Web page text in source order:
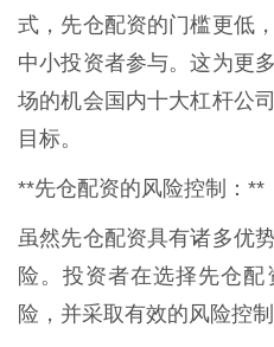
式，先仓配资的门槛更低
中小投资者参与。这为更
场的机会国内十大杠杆公
目标。
**先仓配资的风险控制：**
虽然先仓配资具有诸多优
险。投资者在选择先仓
险，并采取有效的风险控制